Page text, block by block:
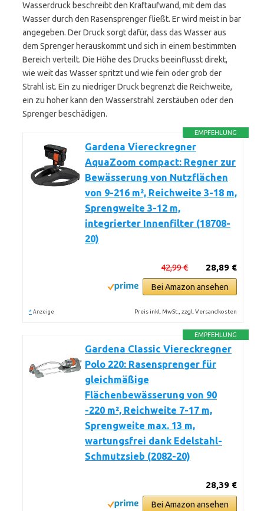
Wasserdruck beschreibt den Kraftaufwand, mit dem das
Wasser durch den Rasensprenger fließt. Er wird meist in bar
angegeben. Der Druck sorgt dafür, dass das Wasser aus
dem Sprenger herauskommt und sich in einem bestimmten
Bereich verteilt. Die Höhe des Drucks beeinflusst direkt,
wie weit das Wasser spritzt und wie fein oder grob der
Strahl ist. Ein zu niedriger Druck begrenzt die Reichweite,
ein zu hoher kann den Wasserstrahl zerstäuben oder den
Sprenger beschädigen.
EMPFEHLUNG
Gardena Viereckregner
AquaZoom compact: Regner zur
Bewässerung von Nutzflächen
von 9-216 m², Reichweite 3-18 m,
Sprengweite 3-12 m,
integrierter Innenfilter (18708-
20)
28,89 €
42,99 €
Bei Amazon ansehen
* Anzeige Preis inkl. MwSt., zzgl. Versandkosten
EMPFEHLUNG
Gardena Classic Viereckregner
Polo 220: Rasensprenger für
gleichmäßige
Flächenbewässerung von 90
-220 m², Reichweite 7-17 m,
Sprengweite max. 13 m,
wartungsfrei dank Edelstahl-
Schmutzsieb (2082-20)
28,39 €
Bei Amazon ansehen